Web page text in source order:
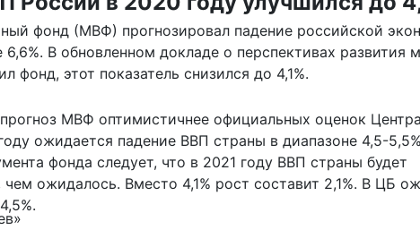
фонд (МВФ) прогнозировал падение российской
В обновленном докладе о перспективах развития
фонд, этот показатель снизился до 4,1%.
МВФ оптимистичнее официальных оценок
ожидается падение ВВП страны в диапазоне 4,5-
фонда следует, что в 2021 году ВВП страны будет
чем ожидалось. Вместо 4,1% рост составит 2,1%. В ЦБ